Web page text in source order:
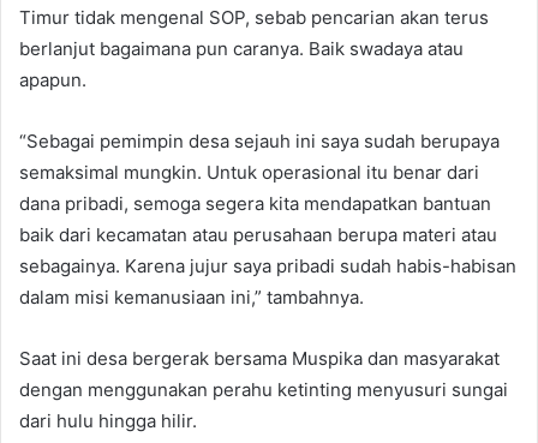
Timur tidak mengenal SOP, sebab pencarian akan terus
berlanjut bagaimana pun caranya. Baik swadaya atau
apapun.
“Sebagai pemimpin desa sejauh ini saya sudah berupaya
semaksimal mungkin. Untuk operasional itu benar dari
dana pribadi, semoga segera kita mendapatkan bantuan
baik dari kecamatan atau perusahaan berupa materi atau
sebagainya. Karena jujur saya pribadi sudah habis-habisan
dalam misi kemanusiaan ini,” tambahnya.
Saat ini desa bergerak bersama Muspika dan masyarakat
dengan menggunakan perahu ketinting menyusuri sungai
dari hulu hingga hilir.